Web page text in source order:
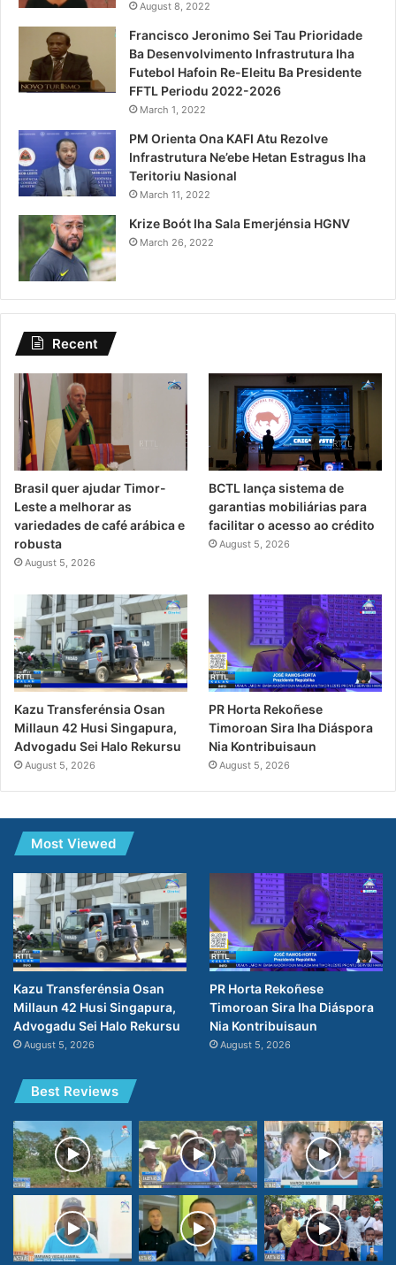
August 8, 2022
Francisco Jeronimo Sei Tau Prioridade
Ba Desenvolvimento Infrastrutura Iha
Futebol Hafoin Re-Eleitu Ba Presidente
FFTL Periodu 2022-2026
March 1, 2022
PM Orienta Ona KAFI Atu Rezolve
Infrastrutura Ne’ebe Hetan Estragus Iha
Teritoriu Nasional
March 11, 2022
Krize Boót Iha Sala Emerjénsia HGNV
March 26, 2022
Recent
Brasil quer ajudar Timor-
Leste a melhorar as
variedades de café arábica e
robusta
August 5, 2026
BCTL lança sistema de
garantias mobiliárias para
facilitar o acesso ao crédito
August 5, 2026
Kazu Transferénsia Osan
Millaun 42 Husi Singapura,
Advogadu Sei Halo Rekursu
August 5, 2026
PR Horta Rekoñese
Timoroan Sira Iha Diáspora
Nia Kontribuisaun
August 5, 2026
Most Viewed
Kazu Transferénsia Osan
Millaun 42 Husi Singapura,
Advogadu Sei Halo Rekursu
August 5, 2026
PR Horta Rekoñese
Timoroan Sira Iha Diáspora
Nia Kontribuisaun
August 5, 2026
Best Reviews